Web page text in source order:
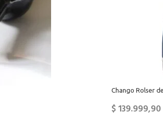
Chango Rolser
$139.999,90